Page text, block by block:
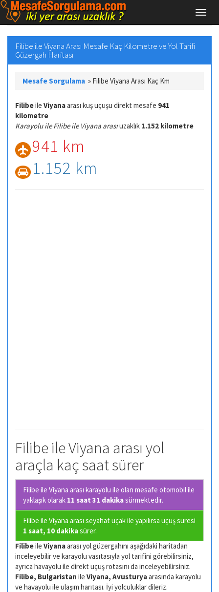
Filibe ile Viyana Arası Mesafe Kaç Kilometre ve Yol Tarifi
Güzergah Haritası
Mesafe Sorgulama » Filibe Viyana Arası Kaç Km
Filibeile Viyanaarası kuş uçuşu direkt mesafe 941
kilometre
Karayolu ile Filibe ile Viyana arasıuzaklık 1.152 kilometre
941 km
1.152 km
Filibe ile Viyana arası yol
araçla kaç saat sürer
Filibe ile Viyana arası karayolu ile olan mesafe otomobil ile
yaklaşık olarak 11 saat 31 dakikasürmektedir.
Filibe ile Viyana arası seyahat uçak ile yapılırsa uçuş süresi
1 saat, 10 dakikasürer.
Filibeile Viyanaarası yol güzergahını aşağıdaki haritadan
inceleyebilir ve karayolu vasıtasıyla yol tarifini görebilirsiniz,
ayrıca havayolu ile direkt uçuş rotasını da inceleyebilirsiniz.
Filibe, Bulgaristan ile Viyana, Avusturyaarasında karayolu
ve havayolu ile ulaşım harıtası. İyi yolculuklar dileriz.